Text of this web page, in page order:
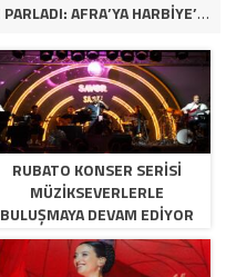
MUSTAFA SANDAL İLE AYNI SAHNEDE PARLADI: AFRA’YA HARBİYE’DE BÜYÜK ALKIŞ
RUBATO KONSER SERISI
MÜZIKSEVERLERLE
BULUŞMAYA DEVAM EDIYOR